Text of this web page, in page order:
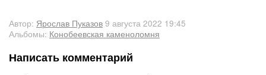
Автор: Ярослав Пуказов 9 августа 2022 19:45
Альбомы: Конобеевская каменоломня
Написать комментарий